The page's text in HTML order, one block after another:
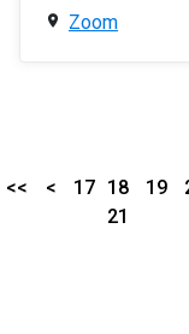
Zoom
<< < 17 18 19
21